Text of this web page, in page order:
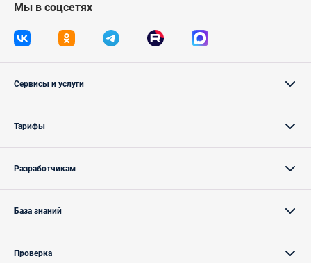
Мы в соцсетях
Сервисы и услуги
Тарифы
Разработчикам
База знаний
Проверка